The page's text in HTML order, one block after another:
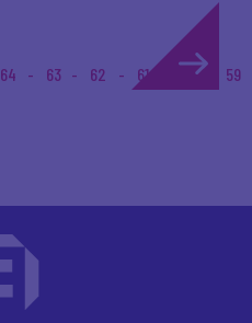
64 63 62 61 60 59